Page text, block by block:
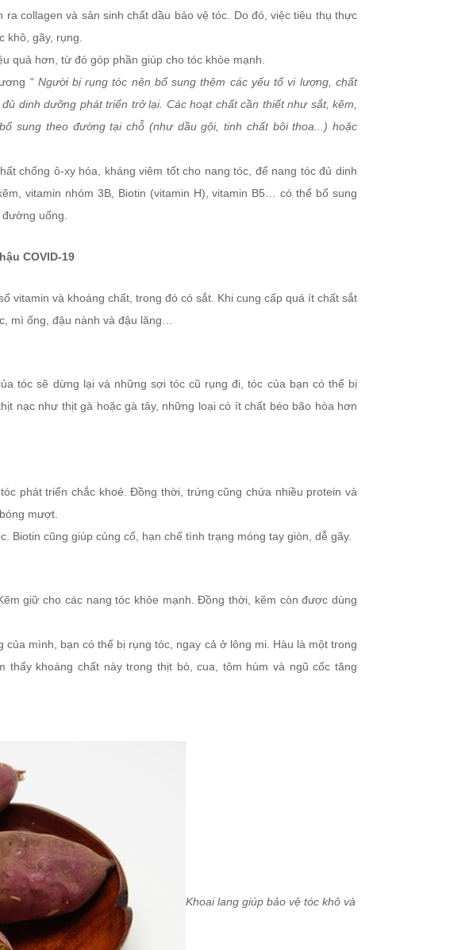
collagen và sản sinh chất dầu bảo vệ tóc. Do đó, việc tiêu thụ thực
khô, gãy, rụng.
quả hơn, từ đó góp phần giúp cho tóc khỏe mạnh.
" Người bị rụng tóc nên bổ sung thêm các yếu tố vi lượng, chất
dinh dưỡng phát triển trở lại. Các hoạt chất cần thiết như sắt, kẽm,
sung theo đường tại chỗ (như dầu gội, tinh chất bôi thoa...) hoặc
chống ô-xy hóa, kháng viêm tốt cho nang tóc, để nang tóc đủ dinh
vitamin nhóm 3B, Biotin (vitamin H), vitamin B5… có thể bổ sung
uống.
COVID-19
vitamin và khoáng chất, trong đó có sắt. Khi cung cấp quá ít chất sắt
mì ống, đậu nành và đậu lăng…
tóc sẽ dừng lại và những sợi tóc cũ rụng đi, tóc của bạn có thể bị
nạc như thịt gà hoặc gà tây, những loại có ít chất béo bão hòa hơn
phát triển chắc khoẻ. Đồng thời, trứng cũng chứa nhiều protein và
mượt.
Biotin cũng giúp củng cố, hạn chế tình trạng móng tay giòn, dễ gãy.
giữ cho các nang tóc khỏe mạnh. Đồng thời, kẽm còn được dùng
mình, bạn có thể bị rụng tóc, ngay cả ở lông mi. Hàu là một trong
khoáng chất này trong thịt bò, cua, tôm hùm và ngũ cốc tăng
Khoai lang giúp bảo vệ tóc khô và